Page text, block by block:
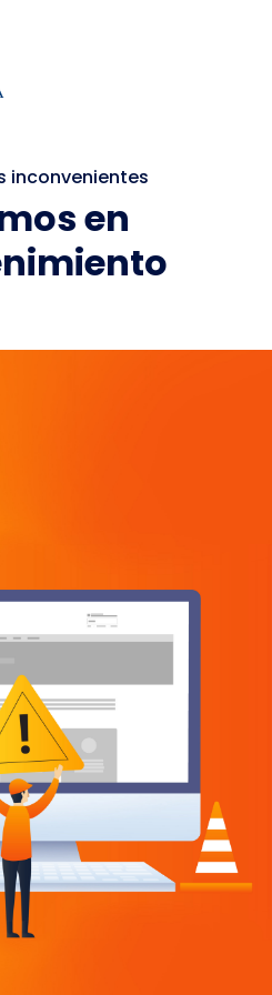
inconvenientes
en